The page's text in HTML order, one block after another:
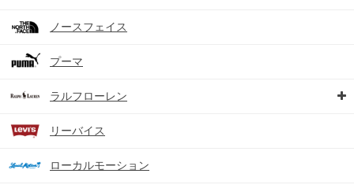
ノースフェイス
プーマ
ラルフローレン
リーバイス
ローカルモーション